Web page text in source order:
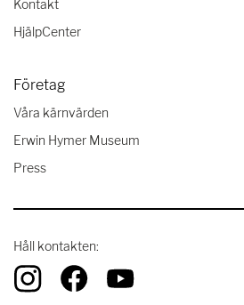
Kontakt
HjälpCenter
Företag
Våra kärnvärden
Erwin Hymer Museum
Press
Håll kontakten: